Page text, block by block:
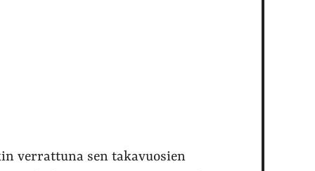
verrattuna sen takavuosien